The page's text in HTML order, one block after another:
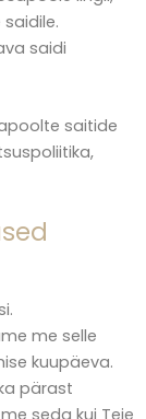
saidi
saitide
me selle
kuupäeva.
pärast